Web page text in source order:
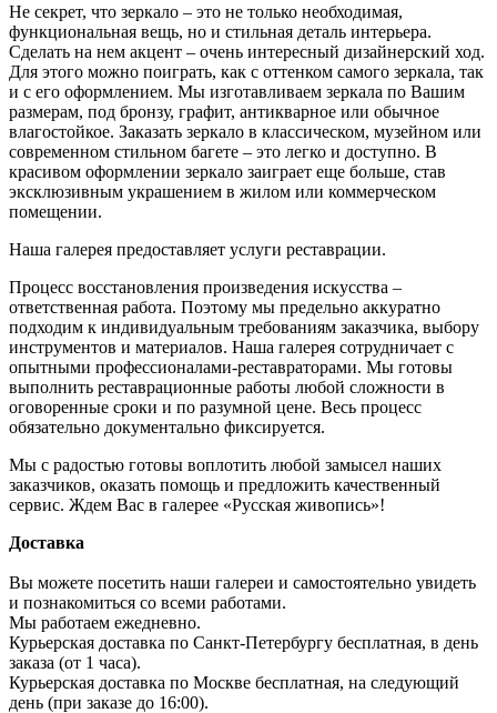
Не секрет, что зеркало – это не только необходимая,
функциональная вещь, но и стильная деталь интерьера.
Сделать на нем акцент – очень интересный дизайнерский ход.
Для этого можно поиграть, как с оттенком самого зеркала, так
и с его оформлением. Мы изготавливаем зеркала по Вашим
размерам, под бронзу, графит, антикварное или обычное
влагостойкое. Заказать зеркало в классическом, музейном или
современном стильном багете – это легко и доступно. В
красивом оформлении зеркало заиграет еще больше, став
эксклюзивным украшением в жилом или коммерческом
помещении.
Наша галерея предоставляет услуги реставрации.
Процесс восстановления произведения искусства –
ответственная работа. Поэтому мы предельно аккуратно
подходим к индивидуальным требованиям заказчика, выбору
инструментов и материалов. Наша галерея сотрудничает с
опытными профессионалами-реставраторами. Мы готовы
выполнить реставрационные работы любой сложности в
оговоренные сроки и по разумной цене. Весь процесс
обязательно документально фиксируется.
Мы с радостью готовы воплотить любой замысел наших
заказчиков, оказать помощь и предложить качественный
сервис. Ждем Вас в галерее «Русская живопись»!
Доставка
Вы можете посетить наши галереи и самостоятельно увидеть
и познакомиться со всеми работами.
Мы работаем ежедневно.
Курьерская доставка по Санкт-Петербургу бесплатная, в день
заказа (от 1 часа).
Курьерская доставка по Москве бесплатная, на следующий
день (при заказе до 16:00).